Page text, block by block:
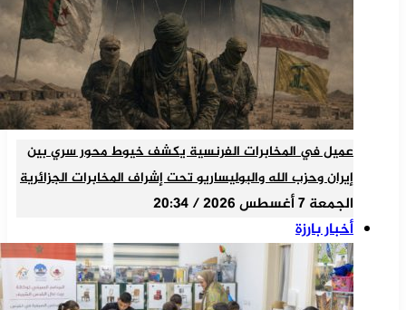
عميل في المخابرات الفرنسية يكشف خيوط محور سري بين
إيران وحزب الله والبوليساريو تحت إشراف المخابرات الجزائرية
الجمعة 7 أغسطس 2026 / 20:34
أخبار بارزة